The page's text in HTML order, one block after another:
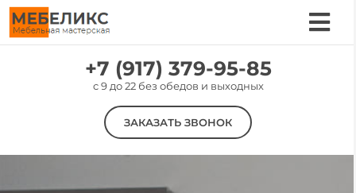
Skip
to
content
Услуги
Цены
Наши работы
О компании
+7 (917) 379-95-85
c 9 до 22 без обедов и выходных
ЗАКАЗАТЬ ЗВОНОК